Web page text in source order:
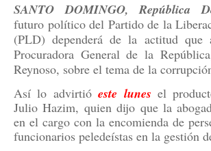
SANTO DOMINGO, República
futuro político del Partido de la
(PLD) dependerá de la actitud que
Procuradora General de la
Reynoso, sobre el tema de la
Así lo advirtióeste lunes el
Julio Hazim, quien dijo que la
en el cargo con la encomienda de
funcionarios peledeístas en la gestión